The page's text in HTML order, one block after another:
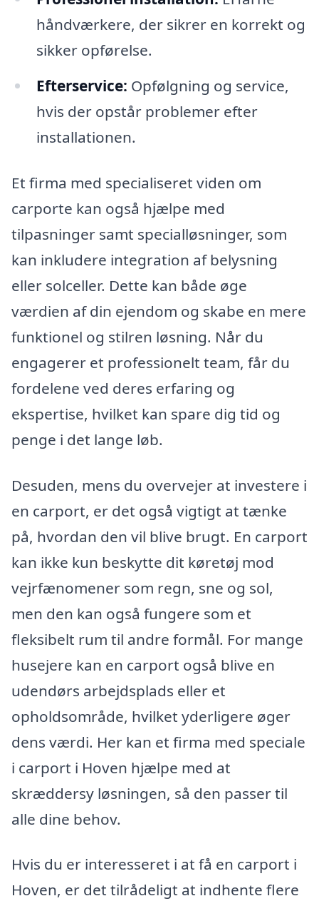
håndværkere, der sikrer en korrekt og
sikker opførelse.
Efterservice: Opfølgning og service,
hvis der opstår problemer efter
installationen.
Et firma med specialiseret viden om
carporte kan også hjælpe med
tilpasninger samt specialløsninger, som
kan inkludere integration af belysning
eller solceller. Dette kan både øge
værdien af din ejendom og skabe en mere
funktionel og stilren løsning. Når du
engagerer et professionelt team, får du
fordelene ved deres erfaring og
ekspertise, hvilket kan spare dig tid og
penge i det lange løb.
Desuden, mens du overvejer at investere i
en carport, er det også vigtigt at tænke
på, hvordan den vil blive brugt. En carport
kan ikke kun beskytte dit køretøj mod
vejrfænomener som regn, sne og sol,
men den kan også fungere som et
fleksibelt rum til andre formål. For mange
husejere kan en carport også blive en
udendørs arbejdsplads eller et
opholdsområde, hvilket yderligere øger
dens værdi. Her kan et firma med speciale
i carport i Hoven hjælpe med at
skræddersy løsningen, så den passer til
alle dine behov.
Hvis du er interesseret i at få en carport i
Hoven, er det tilrådeligt at indhente flere